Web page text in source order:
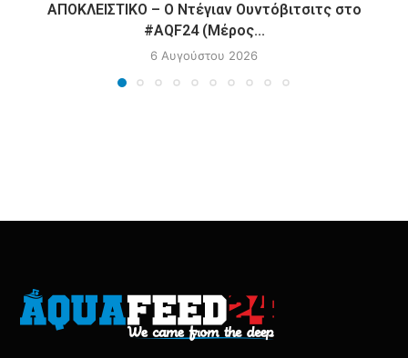
ΑΠΟΚΛΕΙΣΤΙΚΟ – Ο Ντέγιαν Ουντόβιτσιτς στο
#AQF24 (Μέρος...
6 Αυγούστου 2026